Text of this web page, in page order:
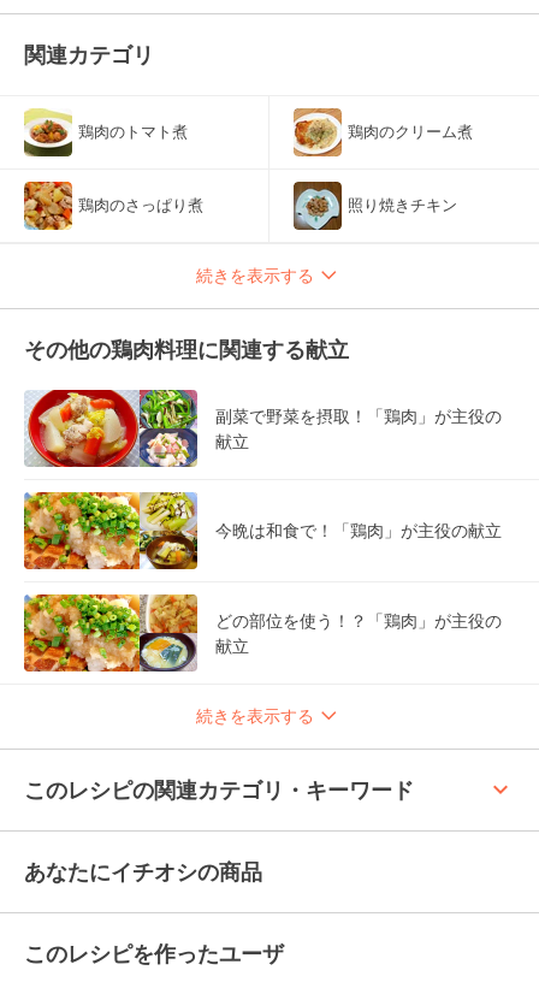
関連カテゴリ
鶏肉のトマト煮 鶏肉のクリーム煮
鶏肉のさっぱり煮 照り焼きチキン
続きを表示する
その他の鶏肉料理に関連する献立
副菜で野菜を摂取！「鶏肉」が主役の
献立
今晩は和食で！「鶏肉」が主役の献立
どの部位を使う！？「鶏肉」が主役の
献立
続きを表示する
このレシピの関連カテゴリ・キーワード keyboard_arrow_up
あなたにイチオシの商品
このレシピを作ったユーザ